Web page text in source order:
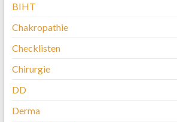
BIHT
Chakropathie
Checklisten
Chirurgie
DD
Derma